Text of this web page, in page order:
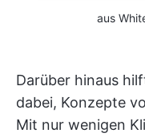
aus
Darüber hinaus
dabei, Konzepte
Mit nur wenigen